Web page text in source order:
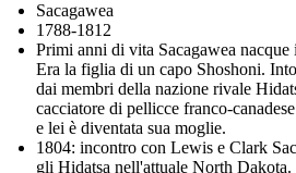
Sacagawea
1788-1812
Primi anni di vita Sacagawea
Era la figlia di un capo Shoshoni.
dai membri della nazione rivale
cacciatore di pellicce franco-
e lei è diventata sua moglie.
1804: incontro con Lewis e Clark
gli Hidatsa nell'attuale North